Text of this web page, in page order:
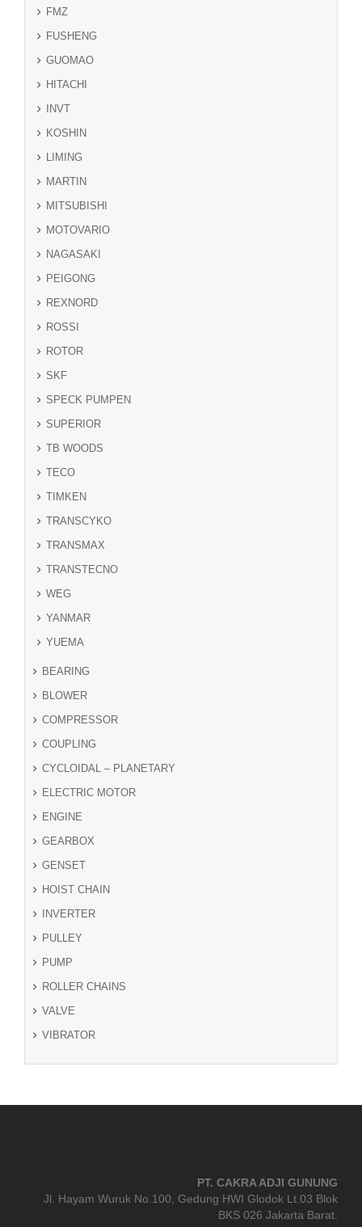
FMZ
FUSHENG
GUOMAO
HITACHI
INVT
KOSHIN
LIMING
MARTIN
MITSUBISHI
MOTOVARIO
NAGASAKI
PEIGONG
REXNORD
ROSSI
ROTOR
SKF
SPECK PUMPEN
SUPERIOR
TB WOODS
TECO
TIMKEN
TRANSCYKO
TRANSMAX
TRANSTECNO
WEG
YANMAR
YUEMA
BEARING
BLOWER
COMPRESSOR
COUPLING
CYCLOIDAL – PLANETARY
ELECTRIC MOTOR
ENGINE
GEARBOX
GENSET
HOIST CHAIN
INVERTER
PULLEY
PUMP
ROLLER CHAINS
VALVE
VIBRATOR
PT. CAKRA ADJI GUNUNG
Jl. Hayam Wuruk No.100, Gedung HWI Glodok Lt.03 Blok
BKS 026 Jakarta Barat.